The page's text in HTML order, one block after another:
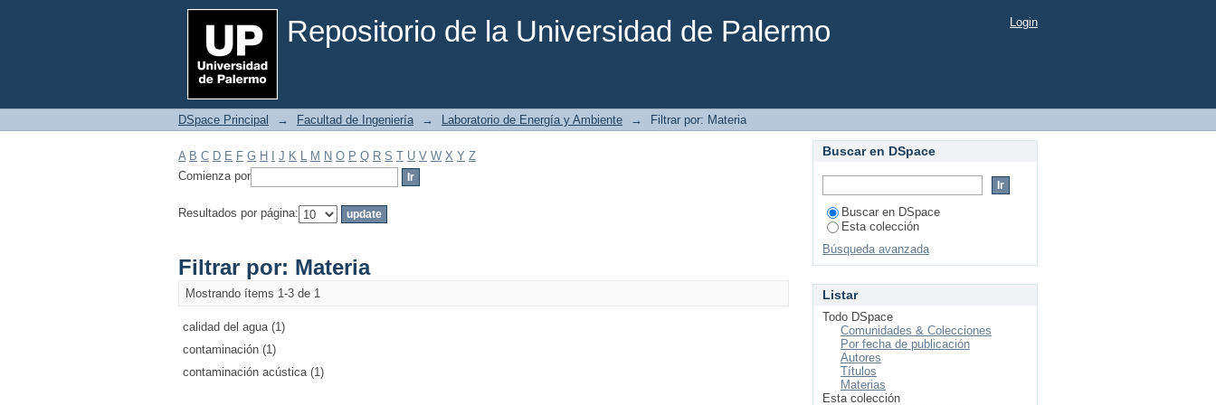
Repositorio de la Universidad de Palermo
Filtrar por: Materia Login
DSpace Principal → Facultad de Ingeniería → Laboratorio de Energía y Ambiente → Filtrar por: Materia
A B C D E F G H J K L M N O P Q R S T U V W X Y Z
Comienza por
Resultados por página:
Filtrar por: Materia
Mostrando ítems 1-3 de 1
calidad del agua (1)
contaminación (1)
contaminación acústica (1)
Buscar en DSpace
Buscar en DSpace
Esta colección
Búsqueda avanzada
Listar
Todo DSpace
Comunidades & Colecciones
Por fecha de publicación
Autores
Títulos
Materias
Esta colección